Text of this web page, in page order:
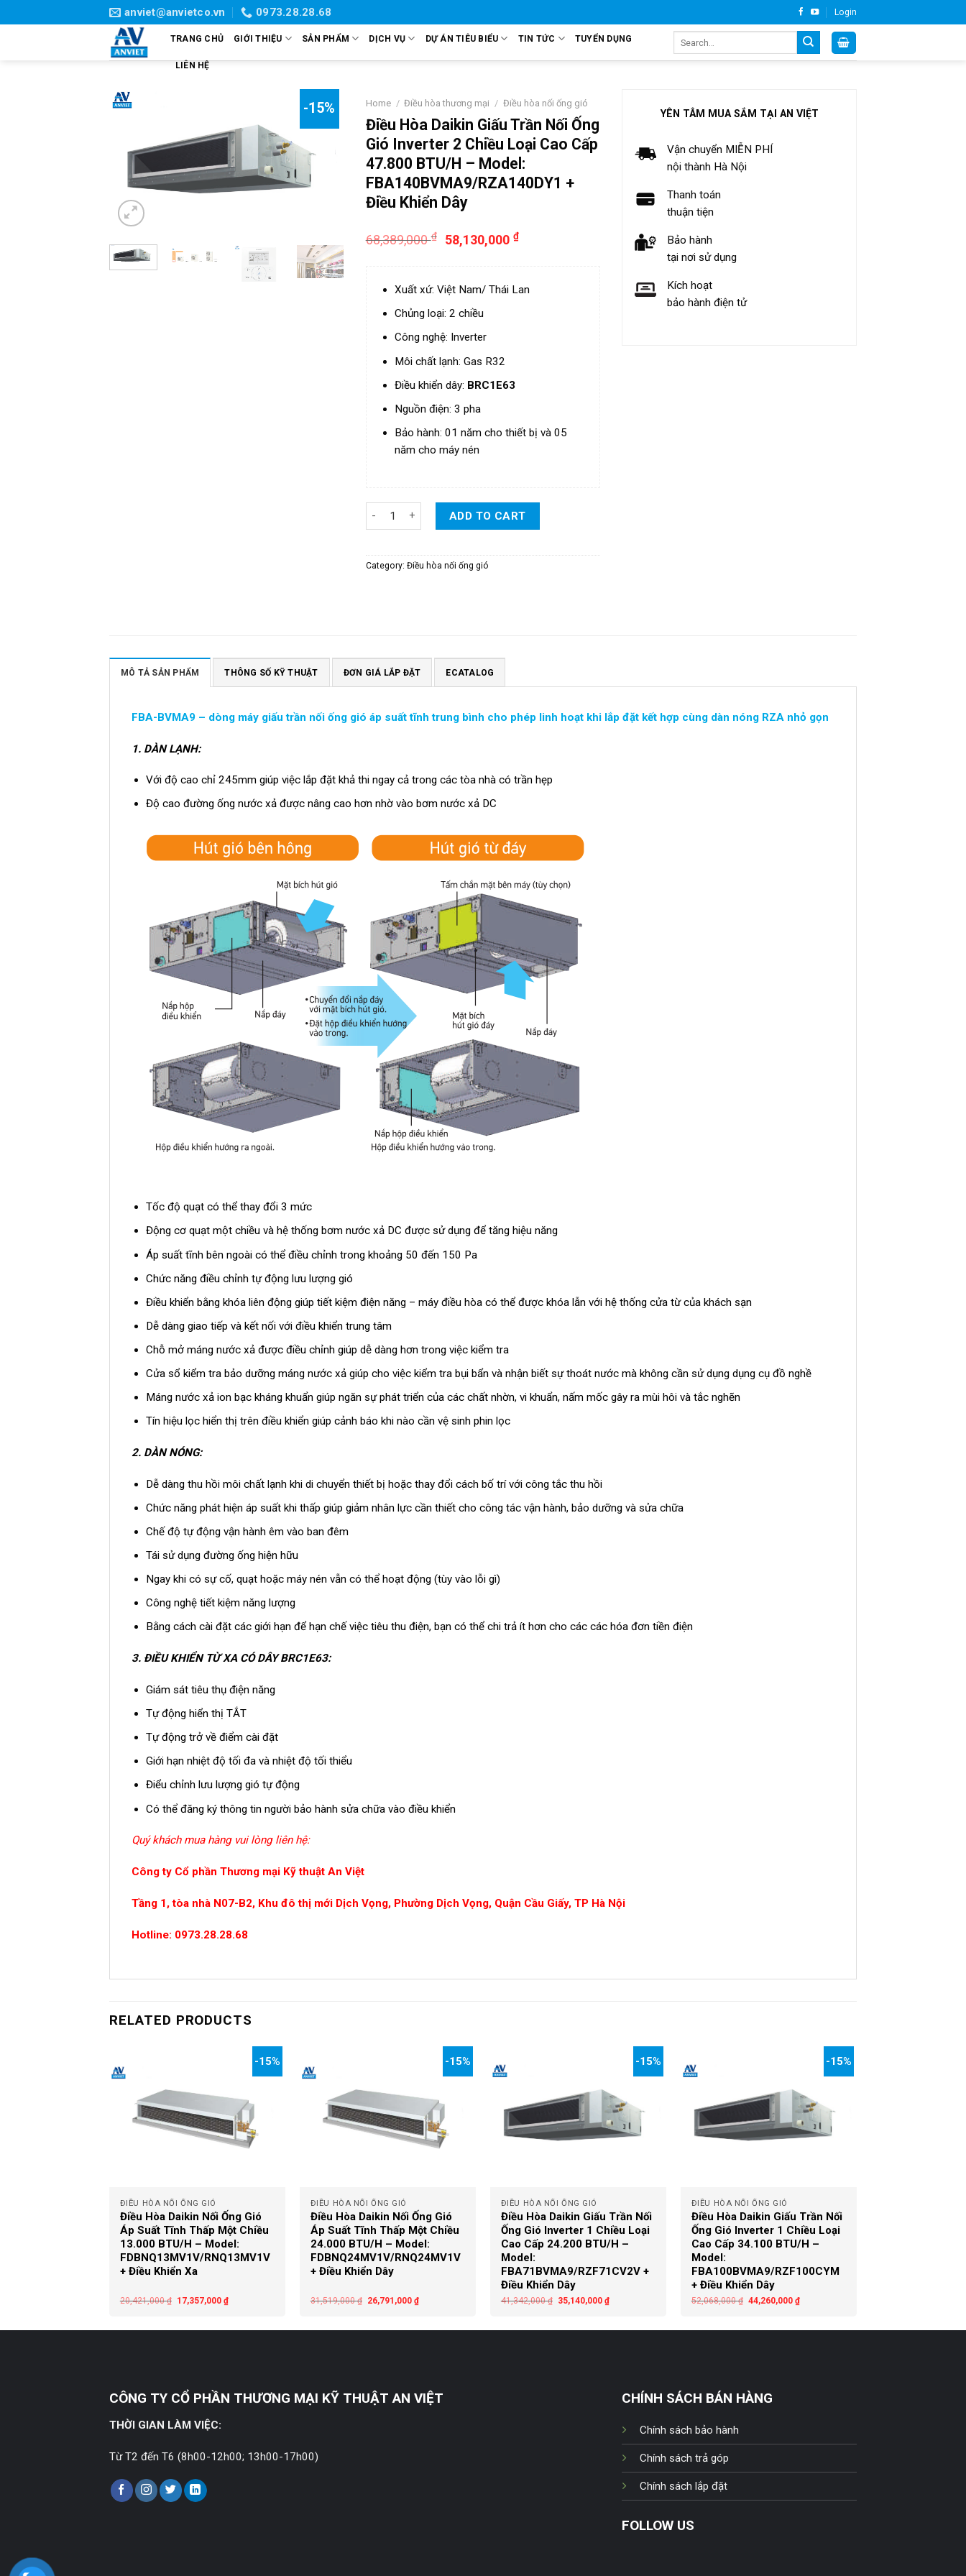
to
anviet@anvietco.vn 0973.28.28.68 Login
TRANG CHỦ GIỚI THIỆU SẢN PHẨM DỊCH VỤ DỰ ÁN TIÊU BIỂU TIN TỨC TUYỂN DỤNG
LIÊN HỆ
-15% Home / Điều hòa thương mại / Điều hòa nối ống gió
Điều Hòa Daikin Giấu Trần Nối Ống
Gió Inverter 2 Chiều Loại Cao Cấp
47.800 BTU/H – Model:
FBA140BVMA9/RZA140DY1 +
Điều Khiển Dây
68,389,000₫ 58,130,000₫
Xuất xứ: Việt Nam/ Thái Lan
Chủng loại: 2 chiều
Công nghệ: Inverter
Môi chất lạnh: Gas R32
Điều khiển dây: BRC1E63
Nguồn điện: 3 pha
Bảo hành: 01 năm cho thiết bị và 05
năm cho máy nén
ADD TO CART
Category: Điều hòa nối ống gió
YÊN TÂM MUA SẮM TẠI AN VIỆT
Vận chuyển MIỄN PHÍ
nội thành Hà Nội
Thanh toán
thuận tiện
Bảo hành
tại nơi sử dụng
Kích hoạt
bảo hành điện tử
MÔ TẢ SẢN PHẨM THÔNG SỐ KỸ THUẬT ĐƠN GIÁ LẮP ĐẶT ECATALOG
FBA-BVMA9 – dòng máy giấu trần nối ống gió áp suất tĩnh trung bình cho phép linh hoạt khi lắp đặt kết hợp cùng dàn nóng RZA nhỏ gọn
1. DÀN LẠNH:
Với độ cao chỉ 245mm giúp việc lắp đặt khả thi ngay cả trong các tòa nhà có trần hẹp
Độ cao đường ống nước xả được nâng cao hơn nhờ vào bơm nước xả DC
Tốc độ quạt có thể thay đổi 3 mức
Động cơ quạt một chiều và hệ thống bơm nước xả DC được sử dụng để tăng hiệu năng
Áp suất tĩnh bên ngoài có thể điều chỉnh trong khoảng 50 đến 150 Pa
Chức năng điều chỉnh tự động lưu lượng gió
Điều khiển bằng khóa liên động giúp tiết kiệm điện năng – máy điều hòa có thể được khóa lẫn với hệ thống cửa từ của khách sạn
Dễ dàng giao tiếp và kết nối với điều khiển trung tâm
Chỗ mở máng nước xả được điều chỉnh giúp dễ dàng hơn trong việc kiểm tra
Cửa sổ kiểm tra bảo dưỡng máng nước xả giúp cho việc kiểm tra bụi bẩn và nhận biết sự thoát nước mà không cần sử dụng dụng cụ đồ nghề
Máng nước xả ion bạc kháng khuẩn giúp ngăn sự phát triển của các chất nhờn, vi khuẩn, nấm mốc gây ra mùi hôi và tắc nghẽn
Tín hiệu lọc hiển thị trên điều khiển giúp cảnh báo khi nào cần vệ sinh phin lọc
2. DÀN NÓNG:
Dễ dàng thu hồi môi chất lạnh khi di chuyển thiết bị hoặc thay đổi cách bố trí với công tắc thu hồi
Chức năng phát hiện áp suất khi thấp giúp giảm nhân lực cần thiết cho công tác vận hành, bảo dưỡng và sửa chữa
Chế độ tự động vận hành êm vào ban đêm
Tái sử dụng đường ống hiện hữu
Ngay khi có sự cố, quạt hoặc máy nén vẫn có thể hoạt động (tùy vào lỗi gì)
Công nghệ tiết kiệm năng lượng
Bằng cách cài đặt các giới hạn để hạn chế việc tiêu thu điện, bạn có thể chi trả ít hơn cho các các hóa đơn tiền điện
3. ĐIỀU KHIỂN TỪ XA CÓ DÂY BRC1E63:
Giám sát tiêu thụ điện năng
Tự động hiển thị TẮT
Tự động trở về điểm cài đặt
Giới hạn nhiệt độ tối đa và nhiệt độ tối thiểu
Điểu chỉnh lưu lượng gió tự động
Có thể đăng ký thông tin người bảo hành sửa chữa vào điều khiển
Quý khách mua hàng vui lòng liên hệ:
Công ty Cổ phần Thương mại Kỹ thuật An Việt
Tầng 1, tòa nhà N07-B2, Khu đô thị mới Dịch Vọng, Phường Dịch Vọng, Quận Cầu Giấy, TP Hà Nội
Hotline: 0973.28.28.68
RELATED PRODUCTS
-15%
ĐIỀU HÒA NỐI ỐNG GIÓ
Điều Hòa Daikin Nối Ống Gió
Áp Suất Tĩnh Thấp Một Chiều
13.000 BTU/H – Model:
FDBNQ13MV1V/RNQ13MV1V
+ Điều Khiển Xa
20,421,000₫ 17,357,000₫
-15%
ĐIỀU HÒA NỐI ỐNG GIÓ
Điều Hòa Daikin Nối Ống Gió
Áp Suất Tĩnh Thấp Một Chiều
24.000 BTU/H – Model:
FDBNQ24MV1V/RNQ24MV1V
+ Điều Khiển Dây
31,519,000₫ 26,791,000₫
-15%
ĐIỀU HÒA NỐI ỐNG GIÓ
Điều Hòa Daikin Giấu Trần Nối
Ống Gió Inverter 1 Chiều Loại
Cao Cấp 24.200 BTU/H –
Model:
FBA71BVMA9/RZF71CV2V +
Điều Khiển Dây
41,342,000₫ 35,140,000₫
-15%
ĐIỀU HÒA NỐI ỐNG GIÓ
Điều Hòa Daikin Giấu Trần Nối
Ống Gió Inverter 1 Chiều Loại
Cao Cấp 34.100 BTU/H –
Model:
FBA100BVMA9/RZF100CYM
+ Điều Khiển Dây
52,068,000₫ 44,260,000₫
CÔNG TY CỔ PHẦN THƯƠNG MẠI KỸ THUẬT AN VIỆT
THỜI GIAN LÀM VIỆC:
Từ T2 đến T6 (8h00-12h00; 13h00-17h00)
CHÍNH SÁCH BÁN HÀNG
Chính sách bảo hành
Chính sách trả góp
Chính sách lắp đặt
FOLLOW US